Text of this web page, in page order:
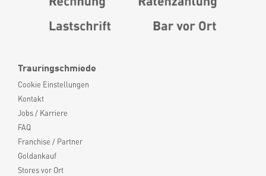
Trauringschmiede
Cookie Einstellungen
Kontakt
Jobs / Karriere
FAQ
Franchise / Partner
Goldankauf
Stores vor Ort